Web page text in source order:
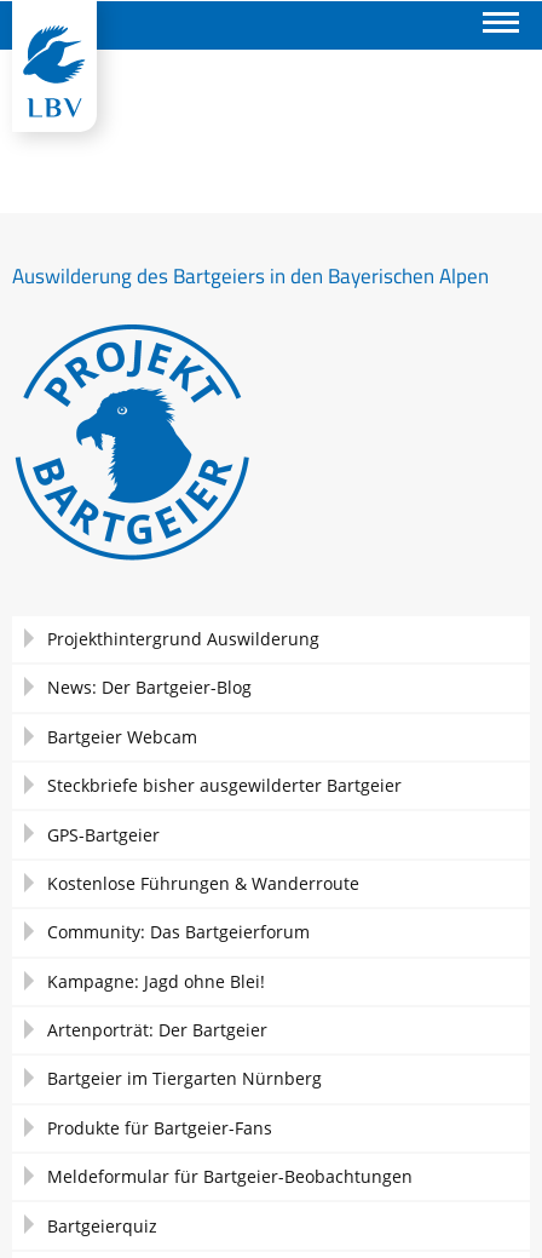
Auswilderung des Bartgeiers in den Bayerischen Alpen
Navigation
Projekthintergrund Auswilderung
News: Der Bartgeier-Blog
Bartgeier Webcam
Steckbriefe bisher ausgewilderter Bartgeier
GPS-Bartgeier
Kostenlose Führungen & Wanderroute
Community: Das Bartgeierforum
Kampagne: Jagd ohne Blei!
Artenporträt: Der Bartgeier
Bartgeier im Tiergarten Nürnberg
Produkte für Bartgeier-Fans
Meldeformular für Bartgeier-Beobachtungen
Bartgeierquiz